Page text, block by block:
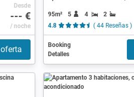
Desde
--- €
/ noche
95m² 5 4
2
4.8
( 44 Reseñas )
Booking
Detalles